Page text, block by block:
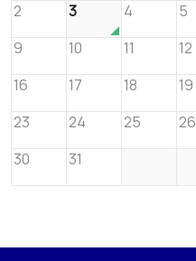
2
3 4 5
9
10 11 12
16
17 18 19
23
24 25 26
30
31